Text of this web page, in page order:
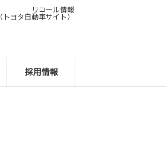
採用情報
リコール情報
（トヨタ自動車サイト）